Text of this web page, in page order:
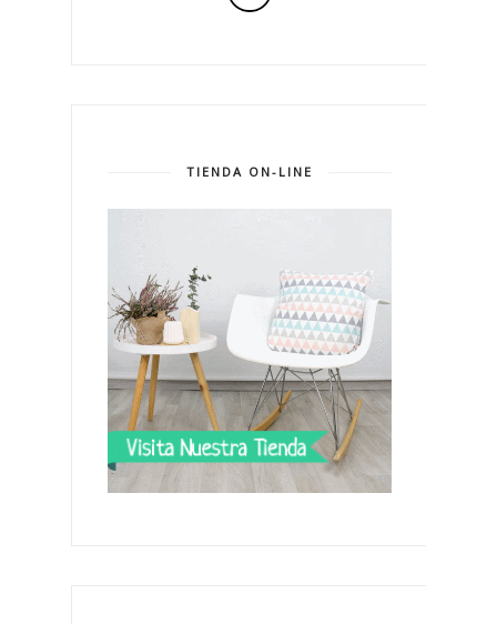
TIENDA ON-LINE